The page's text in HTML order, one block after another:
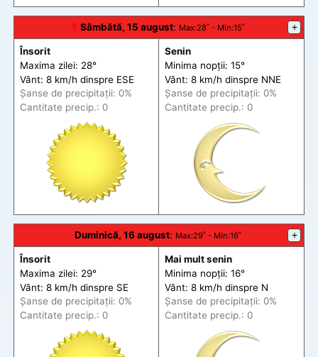
🕆 Sâmbătă, 15 august: Max:28˚ - Min:15˚ +
Însorit
Maxima zilei: 28°
Vânt: 8 km/h dinspre ESE
Șanse de precipitații: 0%
Cantitate precip.: 0
Senin
Minima nopții: 15°
Vânt: 8 km/h dinspre NNE
Șanse de precipitații: 0%
Cantitate precip.: 0
Duminică, 16 august: Max:29˚ - Min:16˚ +
Însorit
Maxima zilei: 29°
Vânt: 8 km/h dinspre SE
Șanse de precipitații: 0%
Cantitate precip.: 0
Mai mult senin
Minima nopții: 16°
Vânt: 8 km/h dinspre N
Șanse de precipitații: 0%
Cantitate precip.: 0